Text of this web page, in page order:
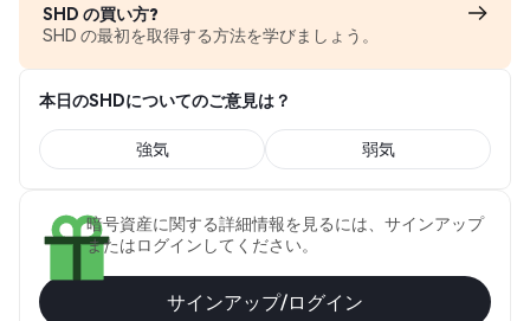
SHD の買い方?
SHD の最初を取得する方法を学びましょう。
本日のSHDについてのご意見は？
強気 弱気
暗号資産に関する詳細情報を見るには、サインアップ
またはログインしてください。
サインアップ/ログイン